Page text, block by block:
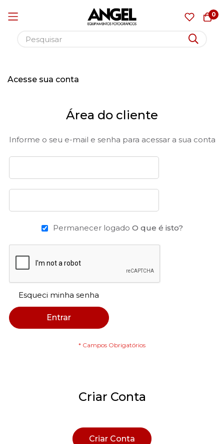
0
para
Acesse sua conta
Área do cliente
Informe o seu e-mail e senha para acessar a sua conta
Permanecer logado O que é isto?
Entrar
Esqueci minha senha
Criar Conta
Criar Conta